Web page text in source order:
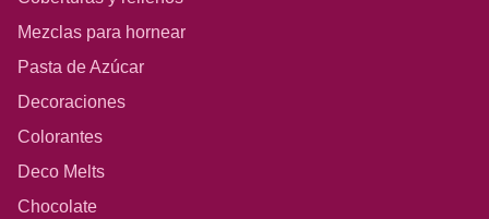
Mezclas para hornear
Pasta de Azúcar
Decoraciones
Colorantes
Deco Melts
Chocolate